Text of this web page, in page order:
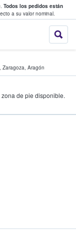
Todos los pedidos están
a su valor nominal.
, Zaragoza, Aragón
de pie disponible.